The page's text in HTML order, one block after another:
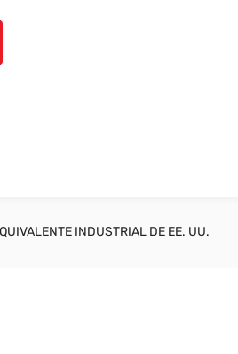
INDUSTRIAL DE EE. UU.